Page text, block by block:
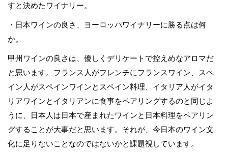
すと決めたワイナリー。
・日本ワインの良さ、ヨーロッパワイナリーに勝る点は何
か。
甲州ワインの良さは、優しくデリケートで控えめなアロマだ
と思います。フランス人がフレンチにフランスワイン、スペ
イン人がスペインワインとスペイン料理、イタリア人がイタ
リアワインとイタリアンに食事をペアリングするのと同じよ
うに、日本人は日本で産まれたワインと日本料理をペアリン
グすることが大事だと思います。それが、今日本のワイン文
化に足りないことなのではないかと課題視しています。